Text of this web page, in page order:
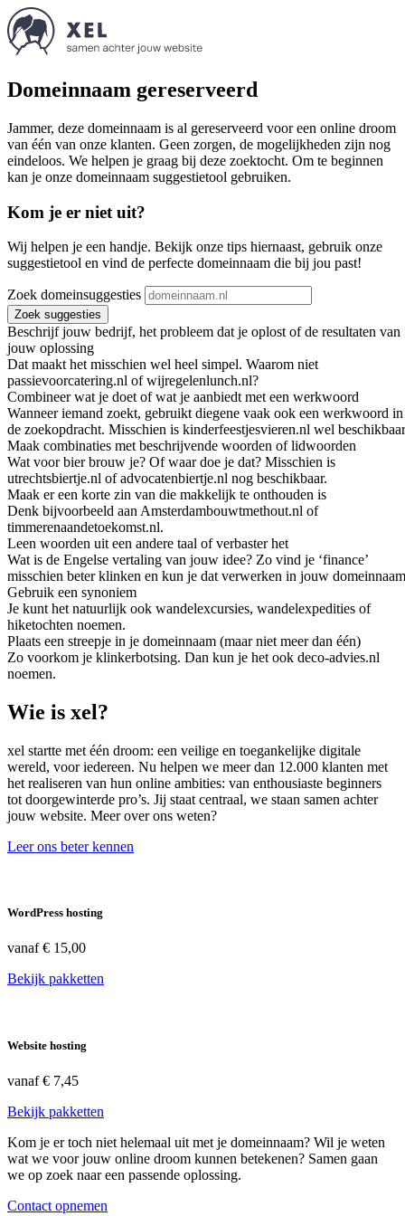
Domeinnaam gereserveerd
Jammer, deze domeinnaam is al gereserveerd voor een online droom
van één van onze klanten. Geen zorgen, de mogelijkheden zijn nog
eindeloos. We helpen je graag bij deze zoektocht. Om te beginnen
kan je onze domeinnaam suggestietool gebruiken.
Kom je er niet uit?
Wij helpen je een handje. Bekijk onze tips hiernaast, gebruik onze
suggestietool en vind de perfecte domeinnaam die bij jou past!
Zoek domeinsuggesties
Zoek suggesties
Beschrijf jouw bedrijf, het probleem dat je oplost of de resultaten van
jouw oplossing
Dat maakt het misschien wel heel simpel. Waarom niet
passievoorcatering.nl of wijregelenlunch.nl?
Combineer wat je doet of wat je aanbiedt met een werkwoord
Wanneer iemand zoekt, gebruikt diegene vaak ook een werkwoord in
de zoekopdracht. Misschien is kinderfeestjesvieren.nl wel
Maak combinaties met beschrijvende woorden of lidwoorden
Wat voor bier brouw je? Of waar doe je dat? Misschien is
utrechtsbiertje.nl of advocatenbiertje.nl nog beschikbaar.
Maak er een korte zin van die makkelijk te onthouden is
Denk bijvoorbeeld aan Amsterdambouwtmethout.nl of
timmerenaandetoekomst.nl.
Leen woorden uit een andere taal of verbaster het
Wat is de Engelse vertaling van jouw idee? Zo vind je ‘finance’
misschien beter klinken en kun je dat verwerken in jouw
Gebruik een synoniem
Je kunt het natuurlijk ook wandelexcursies, wandelexpedities of
hiketochten noemen.
Plaats een streepje in je domeinnaam (maar niet meer dan één)
Zo voorkom je klinkerbotsing. Dan kun je het ook deco-advies.nl
noemen.
Wie is xel?
xel startte met één droom: een veilige en toegankelijke digitale
wereld, voor iedereen. Nu helpen we meer dan 12.000 klanten met
het realiseren van hun online ambities: van enthousiaste beginners
tot doorgewinterde pro’s. Jij staat centraal, we staan samen achter
jouw website. Meer over ons weten?
Leer ons beter kennen
WordPress hosting
vanaf€ 15,00
Bekijk pakketten
Website hosting
vanaf€ 7,45
Bekijk pakketten
Kom je er toch niet helemaal uit met je domeinnaam? Wil je weten
wat we voor jouw online droom kunnen betekenen? Samen gaan
we op zoek naar een passende oplossing.
Contact opnemen